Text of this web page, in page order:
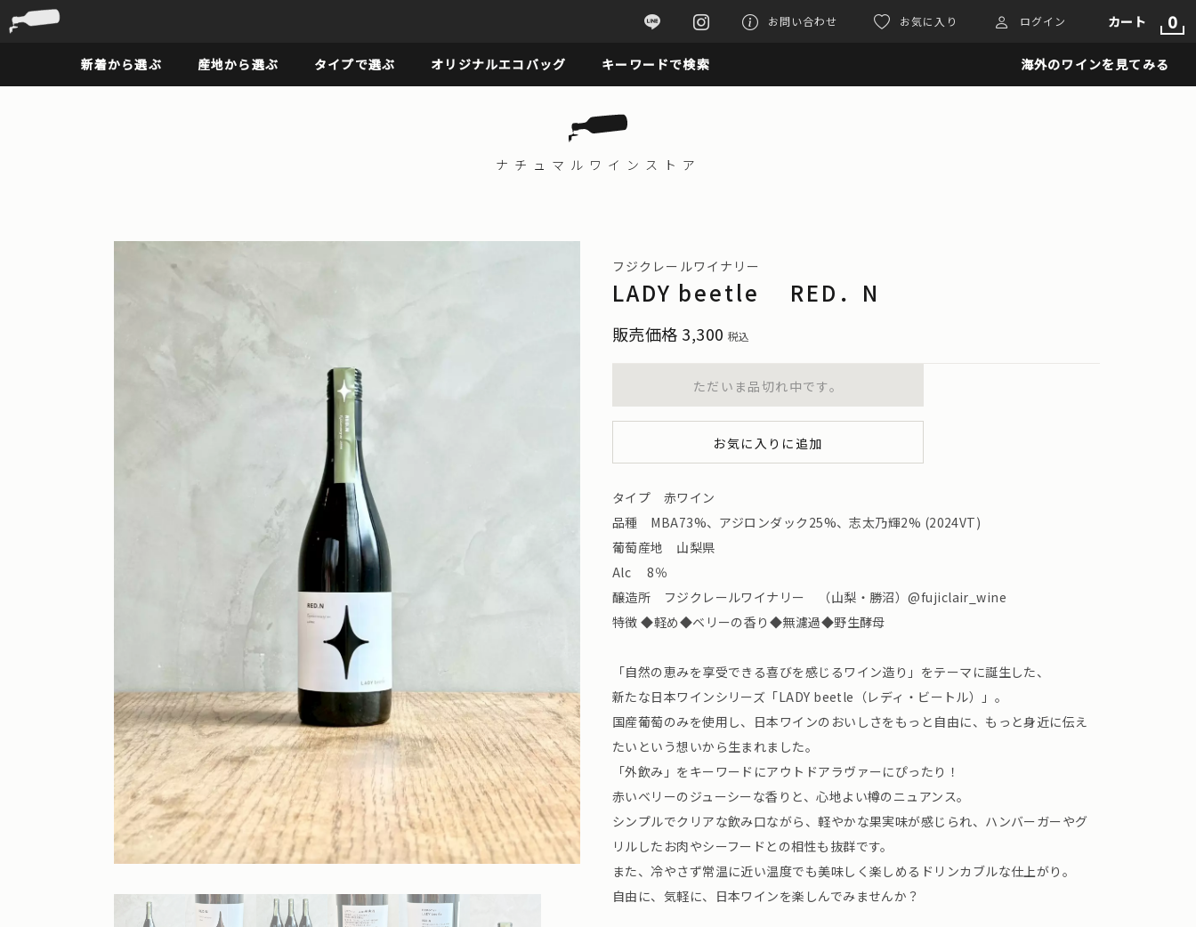
お問い合わせ お気に入り ログイン カート 0
新着から選ぶ 産地から選ぶ タイプで選ぶ オリジナルエコバッグ キーワードで検索 海外のワインを見てみる
ナチュマル ワインストア
フジクレールワイナリー
LADY beetle RED．N
販売価格 3,300 税込
ただいま品切れ中です。
お気に入りに追加
タイプ 赤ワイン
品種 MBA73%、アジロンダック25%、志太乃輝2% (2024VT)
葡萄産地 山梨県
Alc 8％
醸造所 フジクレールワイナリー （山梨・勝沼）@fujiclair_wine
特徴 ◆軽め◆ベリーの香り◆無濾過◆野生酵母
「自然の恵みを享受できる喜びを感じるワイン造り」をテーマに誕生した、
新たな日本ワインシリーズ「LADY beetle（レディ・ビートル）」。
国産葡萄のみを使用し、日本ワインのおいしさをもっと自由に、もっと身近に伝え
たいという想いから生まれました。
「外飲み」をキーワードにアウトドアラヴァーにぴったり！
赤いベリーのジューシーな香りと、心地よい樽のニュアンス。
シンプルでクリアな飲み口ながら、軽やかな果実味が感じられ、ハンバーガーやグ
リルしたお肉やシーフードとの相性も抜群です。
また、冷やさず常温に近い温度でも美味しく楽しめるドリンカブルな仕上がり。
自由に、気軽に、日本ワインを楽しんでみませんか？